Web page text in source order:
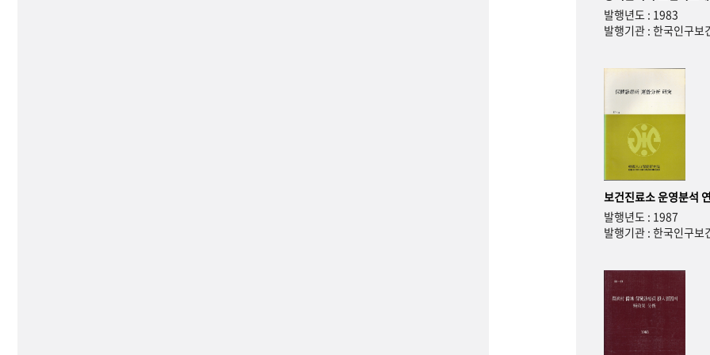
발행년도 : 1983
발행기관 : 한국인구보
보건진료소 운영분석
발행년도 : 1987
발행기관 : 한국인구보